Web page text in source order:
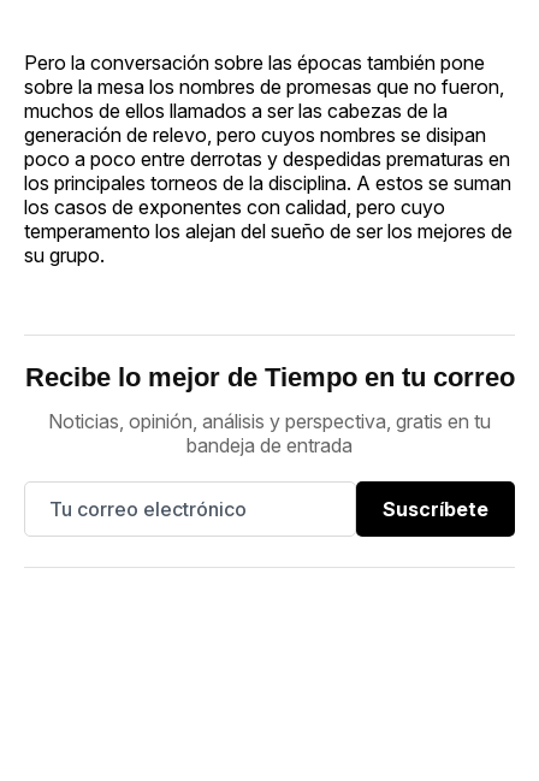
Pero la conversación sobre las épocas también pone
sobre la mesa los nombres de promesas que no fueron,
muchos de ellos llamados a ser las cabezas de la
generación de relevo, pero cuyos nombres se disipan
poco a poco entre derrotas y despedidas prematuras en
los principales torneos de la disciplina. A estos se suman
los casos de exponentes con calidad, pero cuyo
temperamento los alejan del sueño de ser los mejores de
su grupo.
Recibe lo mejor de Tiempo en tu correo
Noticias, opinión, análisis y perspectiva, gratis en tu
bandeja de entrada
Suscríbete